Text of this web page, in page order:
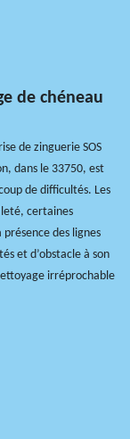
de chéneau
de zinguerie SOS
dans le 33750, est
de difficultés. Les
certaines
des lignes
et d’obstacle à son
irréprochable